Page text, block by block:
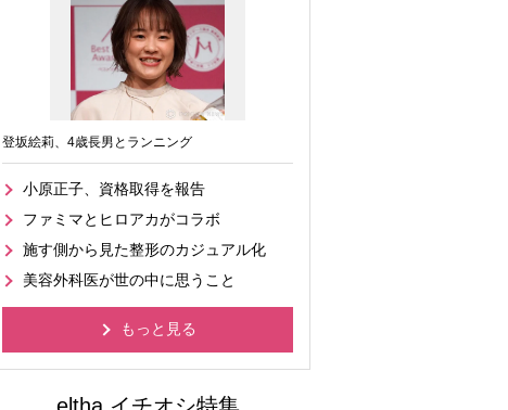
登坂絵莉、4歳長男とランニング
小原正子、資格取得を報告
ファミマとヒロアカがコラボ
施す側から見た整形のカジュアル化
美容外科医が世の中に思うこと
もっと見る